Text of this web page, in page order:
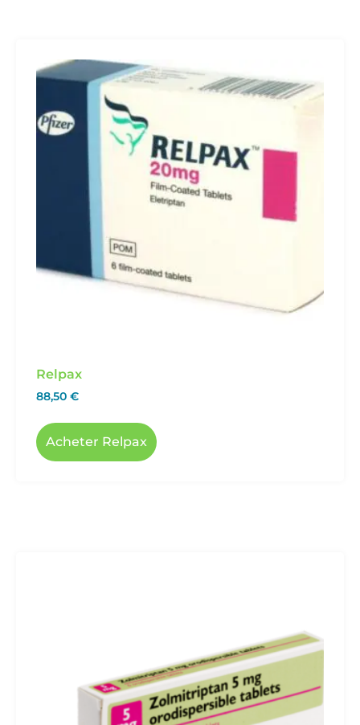
Relpax
88,50 €
Acheter Relpax